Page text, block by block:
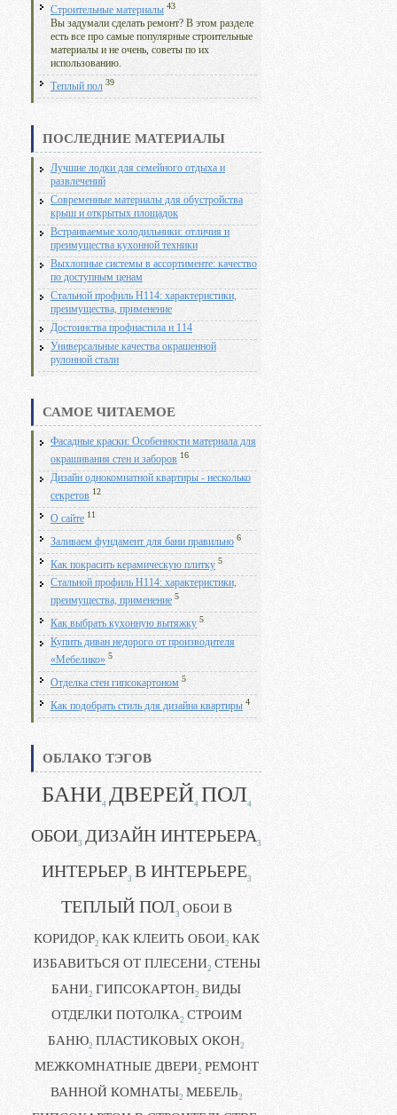
Строительные материалы 43
Вы задумали сделать ремонт? В этом разделе
есть все про самые популярные строительные
материалы и не очень, советы по их
использованию.
Теплый пол 39
ПОСЛЕДНИЕ МАТЕРИАЛЫ
Лучшие лодки для семейного отдыха и
развлечений
Современные материалы для обустройства
крыш и открытых площадок
Встраиваемые холодильники: отличия и
преимущества кухонной техники
Выхлопные системы в ассортименте: качество
по доступным ценам
Стальной профиль Н114: характеристики,
преимущества, применение
Достоинства профнастила н 114
Универсальные качества окрашенной
рулонной стали
САМОЕ ЧИТАЕМОЕ
Фасадные краски: Особенности материала для
окрашивания стен и заборов 16
Дизайн однокомнатной квартиры - несколько
секретов 12
О сайте 11
Заливаем фундамент для бани правильно 6
Как покрасить керамическую плитку 5
Стальной профиль Н114: характеристики,
преимущества, применение 5
Как выбрать кухонную вытяжку 5
Купить диван недорого от производителя
«Мебелико» 5
Отделка стен гипсокартоном 5
Как подобрать стиль для дизайна квартиры 4
ОБЛАКО ТЭГОВ
БАНИ4 ДВЕРЕЙ4 ПОЛ4
ОБОИ3 ДИЗАЙН ИНТЕРЬЕРА3
ИНТЕРЬЕР3 В ИНТЕРЬЕРЕ3
ТЕПЛЫЙ ПОЛ3 ОБОИ В
КОРИДОР2 КАК КЛЕИТЬ ОБОИ2 КАК
ИЗБАВИТЬСЯ ОТ ПЛЕСЕНИ2 СТЕНЫ
БАНИ2 ГИПСОКАРТОН2 ВИДЫ
ОТДЕЛКИ ПОТОЛКА2 СТРОИМ
БАНЮ2 ПЛАСТИКОВЫХ ОКОН2
МЕЖКОМНАТНЫЕ ДВЕРИ2 РЕМОНТ
ВАННОЙ КОМНАТЫ2 МЕБЕЛЬ2